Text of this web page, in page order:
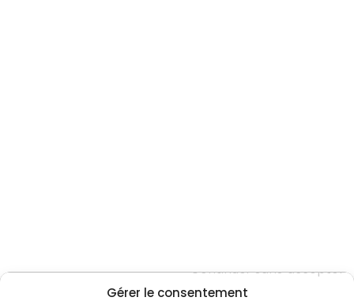
Gérer le consentement
Continuer sans accepter